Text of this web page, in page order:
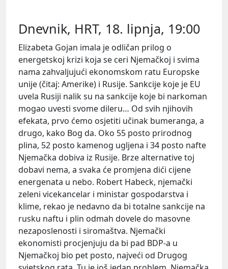
Dnevnik, HRT, 18. lipnja, 19:00
Elizabeta Gojan imala je odličan prilog o
energetskoj krizi koja se ceri Njemačkoj i svima
nama zahvaljujući ekonomskom ratu Europske
unije (čitaj: Amerike) i Rusije. Sankcije koje je EU
uvela Rusiji nalik su na sankcije koje bi narkoman
mogao uvesti svome dileru… Od svih njihovih
efekata, prvo ćemo osjetiti učinak bumeranga, a
drugo, kako Bog da. Oko 55 posto prirodnog
plina, 52 posto kamenog ugljena i 34 posto nafte
Njemačka dobiva iz Rusije. Brze alternative toj
dobavi nema, a svaka će promjena dići cijene
energenata u nebo. Robert Habeck, njemački
zeleni vicekancelar i ministar gospodarstva i
klime, rekao je nedavno da bi totalne sankcije na
rusku naftu i plin odmah dovele do masovne
nezaposlenosti i siromaštva. Njemački
ekonomisti procjenjuju da bi pad BDP-a u
Njemačkoj bio pet posto, najveći od Drugog